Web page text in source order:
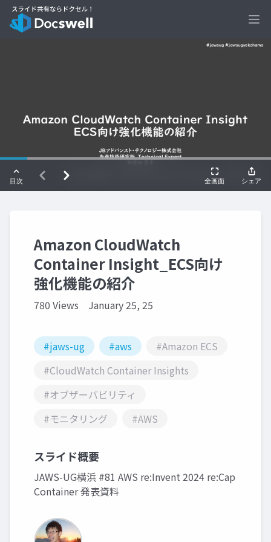
Amazon CloudWatch
Container Insight_ECS向け
強化機能の紹介
780 Views January 25, 25
#jaws-ug #aws
#Amazon ECS
#CloudWatch Container Insights
#オブザーバビリティ
#モニタリング
#AWS
スライド概要
JAWS-UG横浜 #81 AWS re:Invent 2024 re:Cap
Container 発表資料